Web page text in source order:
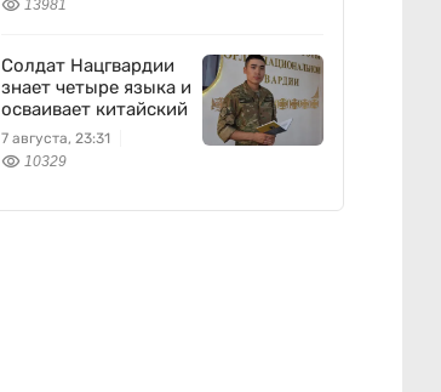
13981
Солдат Нацгвардии
знает четыре языка и
осваивает китайский
7 августа, 23:31
10329